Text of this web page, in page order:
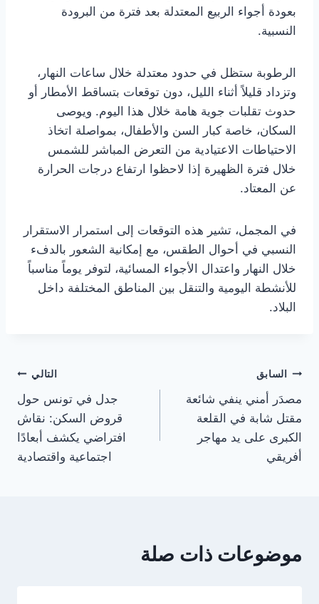
بعودة أجواء الربيع المعتدلة بعد فترة من البرودة
النسبية.
الرطوبة ستظل في حدود معتدلة خلال ساعات النهار،
وتزداد قليلاً أثناء الليل، دون توقعات بتساقط الأمطار أو
حدوث تقلبات جوية هامة خلال هذا اليوم. ويوصى
السكان، خاصة كبار السن والأطفال، بمواصلة اتخاذ
الاحتياطات الاعتيادية من التعرض المباشر للشمس
خلال فترة الظهيرة إذا لاحظوا ارتفاع درجات الحرارة
عن المعتاد.
في المجمل، تشير هذه التوقعات إلى استمرار الاستقرار
النسبي في أحوال الطقس، مع إمكانية الشعور بالدفء
خلال النهار واعتدال الأجواء المسائية، لتوفر يوماً مناسباً
للأنشطة اليومية والتنقل بين المناطق المختلفة داخل
البلاد.
تصفّح
المقالات
السابق
مصدَر أمني ينفي شائعة
مقتل شابة في القلعة
الكبرى على يد مهاجر
أفريقي
التالي
جدل في تونس حول
قروض السكن: نقاش
افتراضي يكشف أبعادًا
اجتماعية واقتصادية
موضوعات ذات صلة